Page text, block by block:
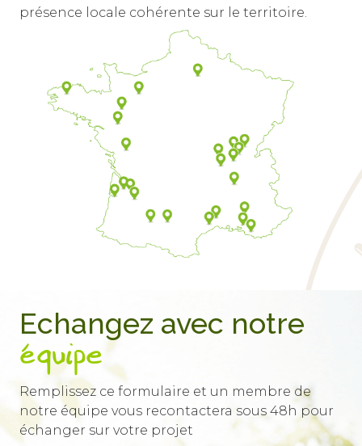
présence locale cohérente sur le territoire.
Echangez avec notre
équipe
Remplissez ce formulaire et un membre de
notre équipe vous recontactera sous 48h pour
échanger sur votre projet